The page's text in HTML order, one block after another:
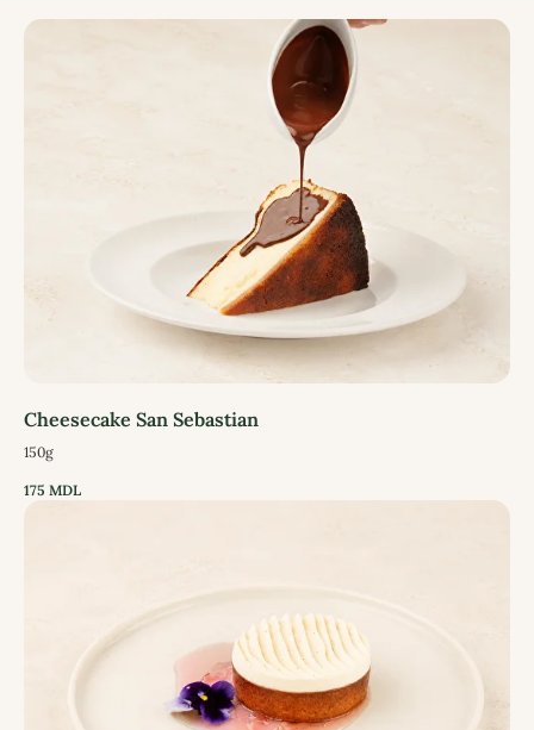
Cheesecake San Sebastian
150g
175 MDL